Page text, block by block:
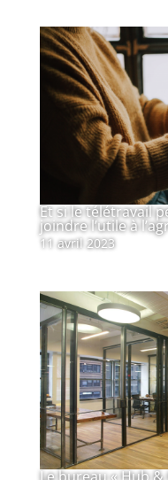
Et si le télétravail
joindre l’utile à
11 avril 2023